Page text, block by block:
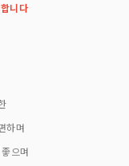
니다
하며
으며